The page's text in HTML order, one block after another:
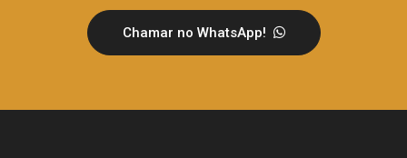
Chamar no WhatsApp!